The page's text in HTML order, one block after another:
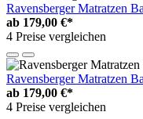
Ravensberger Matratzen
ab 179,00 €*
4 Preise vergleichen
Ravensberger Matratzen
ab 179,00 €*
4 Preise vergleichen